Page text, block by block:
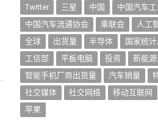
Twitter
三星 中国
中国汽车
中国汽车流通协会
乘联会 人工
全球
出货量 半导体 国家统计
工信部
平板电脑 投资 新能
智能手机厂商出货量
汽车销量
社交媒体
社交网络 移动互联网
苹果